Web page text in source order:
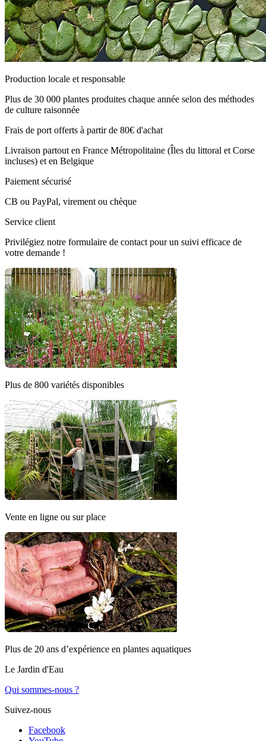
Production locale et responsable
Plus de 30 000 plantes produites chaque année selon des méthodes
de culture raisonnée
Frais de port offerts à partir de 80€ d'achat
Livraison partout en France Métropolitaine (Îles du littoral et Corse
incluses) et en Belgique
Paiement sécurisé
CB ou PayPal, virement ou chèque
Service client
Privilégiez notre formulaire de contact pour un suivi efficace de
votre demande !
Plus de 800 variétés disponibles
Vente en ligne ou sur place
Plus de 20 ans d’expérience en plantes aquatiques
Le Jardin d'Eau
Qui sommes-nous ?
Suivez-nous
Facebook